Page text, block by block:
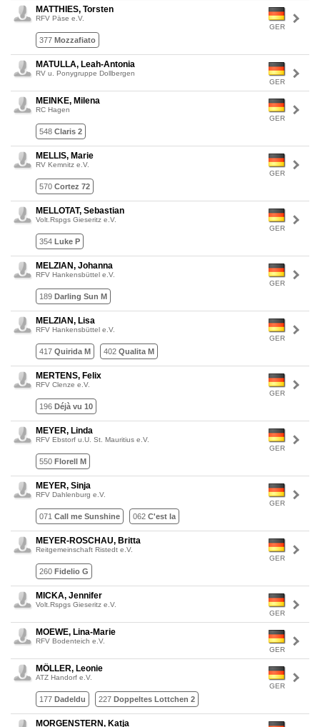
GER
MATTHIES, Torsten
RFV Päse e.V.
377 Mozzafiato
GER
MATULLA, Leah-Antonia
RV u. Ponygruppe Dollbergen
GER
MEINKE, Milena
RC Hagen
548 Claris 2
GER
MELLIS, Marie
RV Kemnitz e.V.
570 Cortez 72
GER
MELLOTAT, Sebastian
Volt.Rspgs Gieseritz e.V.
354 Luke P
GER
MELZIAN, Johanna
RFV Hankensbüttel e.V.
189 Darling Sun M
GER
MELZIAN, Lisa
RFV Hankensbüttel e.V.
417 Quirida M 402 Qualita M
GER
MERTENS, Felix
RFV Clenze e.V.
196 Déjà vu 10
GER
MEYER, Linda
RFV Ebstorf u.U. St. Mauritius e.V.
550 Florell M
GER
MEYER, Sinja
RFV Dahlenburg e.V.
071 Call me Sunshine 062 C'est la
GER
MEYER-ROSCHAU, Britta
Reitgemeinschaft Ristedt e.V.
260 Fidelio G
GER
MICKA, Jennifer
Volt.Rspgs Gieseritz e.V.
GER
MOEWE, Lina-Marie
RFV Bodenteich e.V.
GER
MÖLLER, Leonie
ATZ Handorf e.V.
177 Dadeldu 227 Doppeltes Lottchen 2
MORGENSTERN, Katja